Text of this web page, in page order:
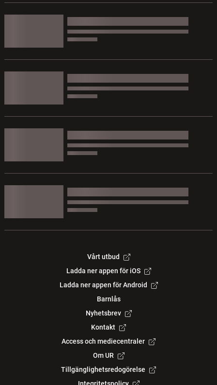
Vårt utbud
Ladda ner appen för iOS
Ladda ner appen för Android
Barnlås
Nyhetsbrev
Kontakt
Access och mediecentraler
Om UR
Tillgänglighetsredogörelse